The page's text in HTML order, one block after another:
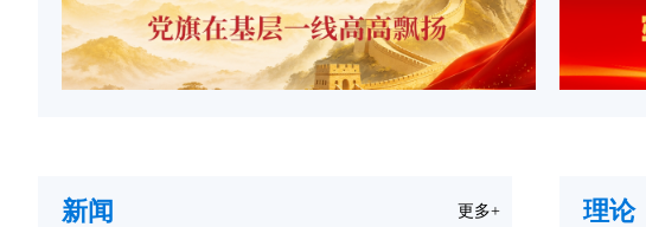
新闻 更多+ 理论